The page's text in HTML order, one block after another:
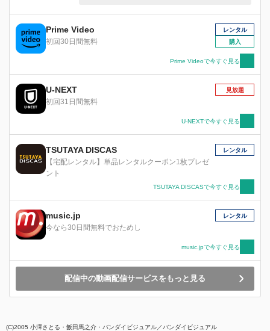
が始まる。
Prime Video
初回30日間無料
レンタル
購入
Prime Videoで今すぐ見る
U-NEXT
初回31日間無料
見放題
U-NEXTで今すぐ見る
TSUTAYA DISCAS
【宅配レンタル】単品レンタルクーポン1枚プレゼ
ント
レンタル
TSUTAYA DISCASで今すぐ見る
music.jp
今なら30日間無料でおためし
レンタル
music.jpで今すぐ見る
配信中の動画配信サービスをもっと見る
(C)2005 小澤さとる・飯田馬之介・バンダイビジュアル／バンダイビジュアル